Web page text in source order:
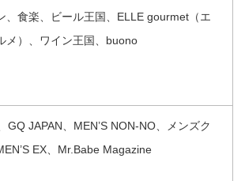
、食楽、ビール王国、ELLE gourmet（エ
メ）、ワイン王国、buono
GQ JAPAN、MEN’S NON-NO、メンズク
EX、Mr.Babe Magazine